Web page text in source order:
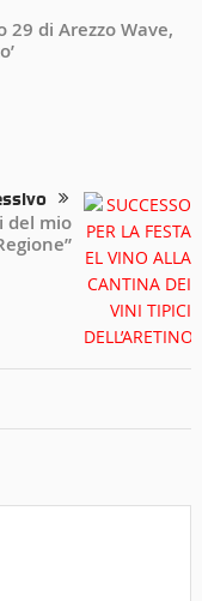
29 di Arezzo Wave,
del mio